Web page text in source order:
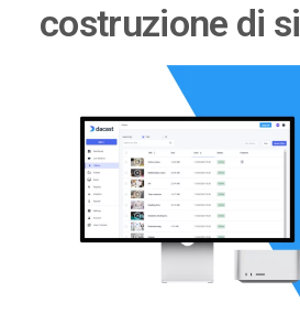
costruzione di